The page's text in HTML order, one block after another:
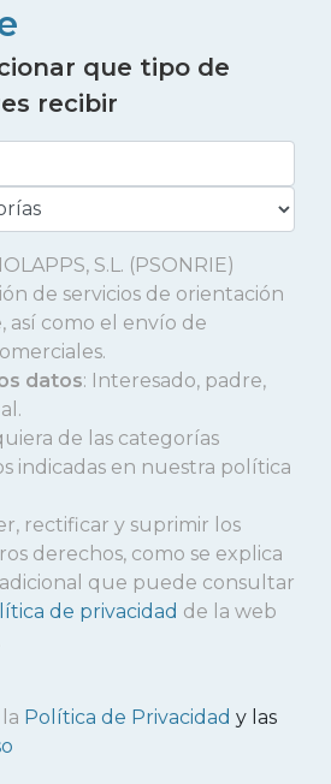
que tipo de
recibir
S.L. (PSONRIE)
de servicios de orientación
así como el envío de
datos: Interesado, padre,
de las categorías
indicadas en nuestra política
rectificar y suprimir los
derechos, como se explica
que puede consultar
de privacidad de la web
Política de Privacidad y las